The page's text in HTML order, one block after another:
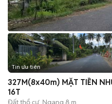
Tin ưu tiên
327M(8x40m) MẶT TIỀN NHỰA P.
16T
Đất thổ cư Ngang 8 m